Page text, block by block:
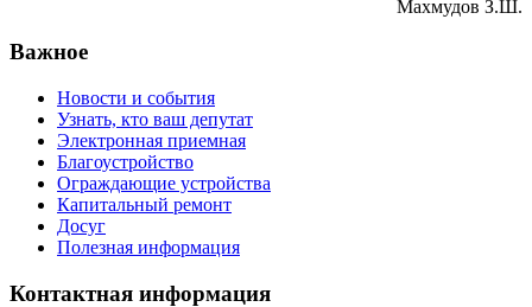
Махмудов З.Ш.
Важное
Новости и события
Узнать, кто ваш депутат
Электронная приемная
Благоустройство
Ограждающие устройства
Капитальный ремонт
Досуг
Полезная информация
Контактная информация